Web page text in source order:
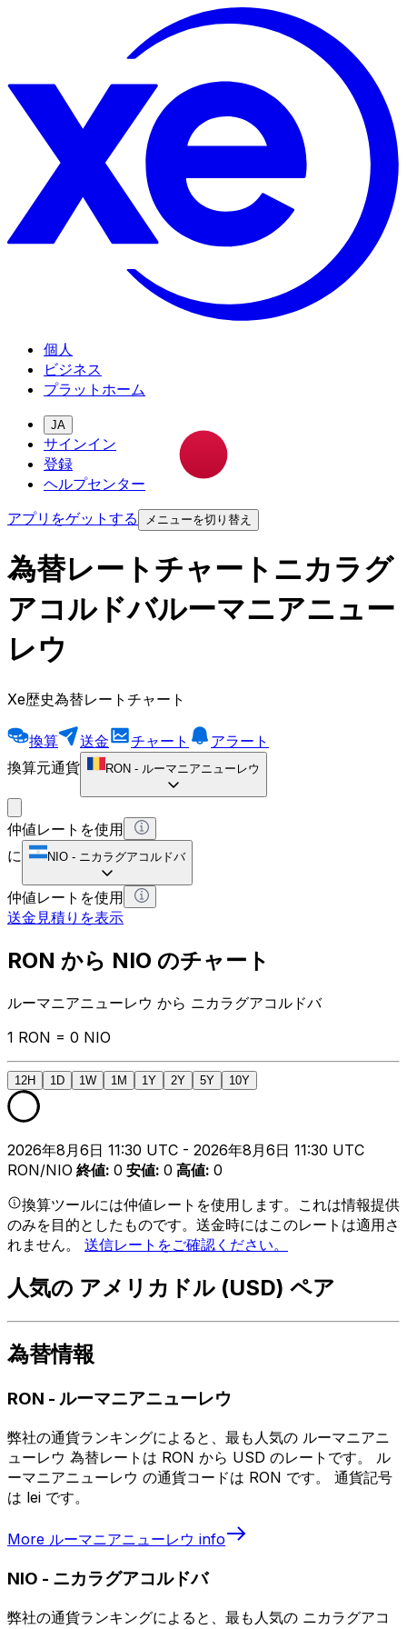
個人
ビジネス
プラットホーム
JA
サインイン
登録
ヘルプセンター
アプリをゲットする
メニューを切り替え
為替レートチャートニカラグ
アコルドバルーマニアニュー
レウ
Xe歴史為替レートチャート
換算 送金 チャート
アラート
換算元通貨
RON - ルーマニアニューレウ
仲値レートを使用
に
NIO - ニカラグアコルドバ
仲値レートを使用
送金見積りを表示
RON から NIO のチャート
ルーマニアニューレウ から ニカラグアコルドバ
1 RON = 0 NIO
12H 1D 1W 1M 1Y 2Y 5Y 10Y
2026年8月6日 11:30 UTC - 2026年8月6日 11:30 UTC
RON/NIO 終値: 0 安値: 0 高値: 0
換算ツールには仲値レートを使用します。これは情報提供
のみを目的としたものです。送金時にはこのレートは適用さ
れません。 送信レートをご確認ください。
人気の アメリカドル (USD) ペア
為替情報
RON - ルーマニアニューレウ
弊社の通貨ランキングによると、最も人気の ルーマニアニ
ューレウ 為替レートは RON から USD のレートです。 ル
ーマニアニューレウ の通貨コードは RON です。 通貨記号
は lei です。
More ルーマニアニューレウ info
NIO - ニカラグアコルドバ
弊社の通貨ランキングによると、最も人気の ニカラグアコ